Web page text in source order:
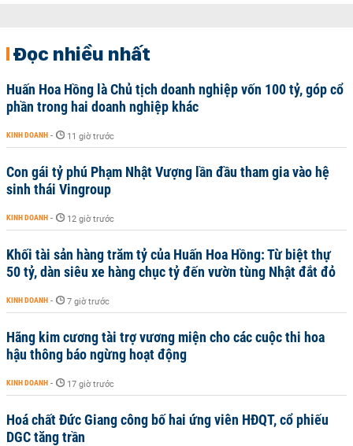
Đọc nhiều nhất
Huấn Hoa Hồng là Chủ tịch doanh nghiệp vốn 100 tỷ, góp cổ
phần trong hai doanh nghiệp khác
KINH DOANH - 11 giờ trước
Con gái tỷ phú Phạm Nhật Vượng lần đầu tham gia vào hệ
sinh thái Vingroup
KINH DOANH - 12 giờ trước
Khối tài sản hàng trăm tỷ của Huấn Hoa Hồng: Từ biệt thự
50 tỷ, dàn siêu xe hàng chục tỷ đến vườn tùng Nhật đắt đỏ
KINH DOANH - 7 giờ trước
Hãng kim cương tài trợ vương miện cho các cuộc thi hoa
hậu thông báo ngừng hoạt động
KINH DOANH - 17 giờ trước
Hoá chất Đức Giang công bố hai ứng viên HĐQT, cổ phiếu
DGC tăng trần